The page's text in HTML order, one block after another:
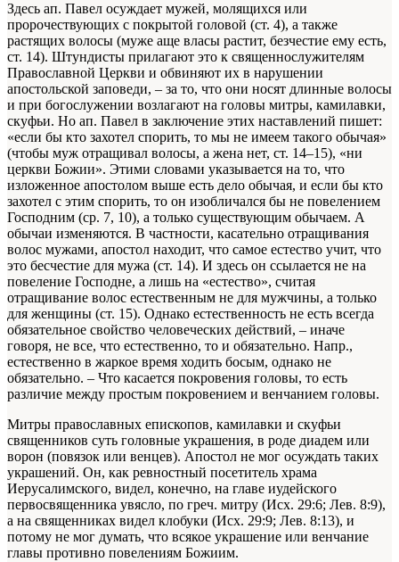
Здесь ап. Павел осуждает мужей, молящихся или
пророчествующих с покрытой головой (ст. 4), а также
растящих волосы (муже аще власы растит, безчестие ему есть,
ст. 14). Штундисты прилагают это к священнослужителям
Православной Церкви и обвиняют их в нарушении
апостольской заповеди, – за то, что они носят длинные волосы
и при богослужении возлагают на головы митры, камилавки,
скуфьи. Но ап. Павел в заключение этих наставлений пишет:
«если бы кто захотел спорить, то мы не имеем такого обычая»
(чтобы муж отращивал волосы, а жена нет, ст. 14–15), «ни
церкви Божии». Этими словами указывается на то, что
изложенное апостолом выше есть дело обычая, и если бы кто
захотел с этим спорить, то он изобличался бы не повелением
Господним (ср. 7, 10), а только существующим обычаем. А
обычаи изменяются. В частности, касательно отращивания
волос мужами, апостол находит, что самое естество учит, что
это бесчестие для мужа (ст. 14). И здесь он ссылается не на
повеление Господне, а лишь на «естество», считая
отращивание волос естественным не для мужчины, а только
для женщины (ст. 15). Однако естественность не есть всегда
обязательное свойство человеческих действий, – иначе
говоря, не все, что естественно, то и обязательно. Напр.,
естественно в жаркое время ходить босым, однако не
обязательно. – Что касается покровения головы, то есть
различие между простым покровением и венчанием головы.
Митры православных епископов, камилавки и скуфьи
священников суть головные украшения, в роде диадем или
ворон (повязок или венцев). Апостол не мог осуждать таких
украшений. Он, как ревностный посетитель храма
Иерусалимского, видел, конечно, на главе иудейского
первосвященника увясло, по греч. митру (Исх. 29:6; Лев. 8:9),
а на священниках видел клобуки (Исх. 29:9; Лев. 8:13), и
потому не мог думать, что всякое украшение или венчание
главы противно повелениям Божиим.